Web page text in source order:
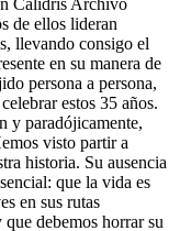
Calidris Archivo
de ellos lideran
llevando consigo el
en su manera de
persona a persona,
estos 35 años.
y paradójicamente,
visto partir a
historia. Su ausencia
que la vida es
en sus rutas
debemos horrar su